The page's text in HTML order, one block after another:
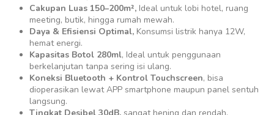
Cakupan Luas 150–200m², Ideal untuk lobi hotel, ruang
meeting, butik, hingga rumah mewah.
Daya & Efisiensi Optimal, Konsumsi listrik hanya 12W,
hemat energi.
Kapasitas Botol 280ml, Ideal untuk penggunaan
berkelanjutan tanpa sering isi ulang.
Koneksi Bluetooth + Kontrol Touchscreen, bisa
dioperasikan lewat APP smartphone maupun panel sentuh
langsung.